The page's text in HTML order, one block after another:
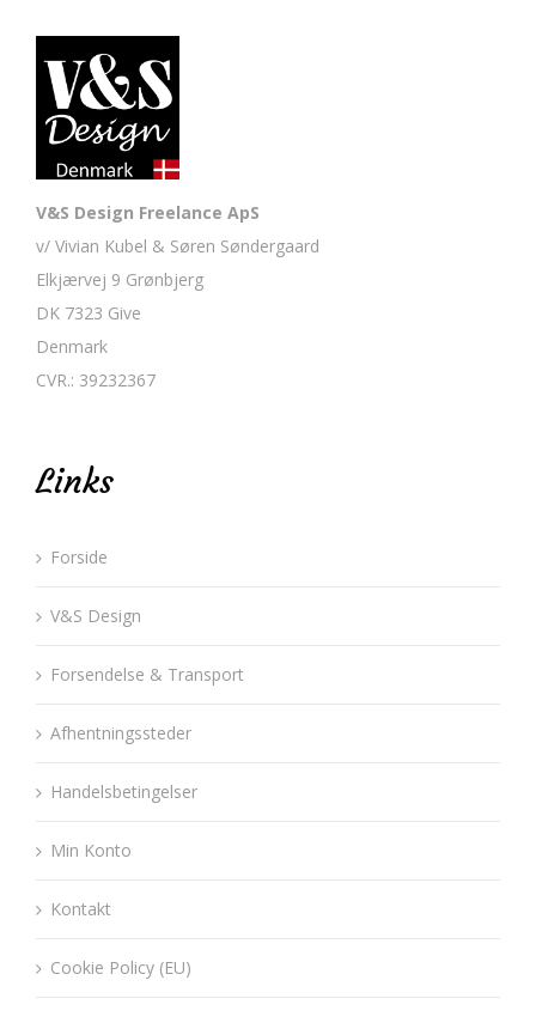
V&S Design Freelance ApS
v/ Vivian Kubel & Søren Søndergaard
Elkjærvej 9 Grønbjerg
DK 7323 Give
Denmark
CVR.: 39232367
Links
Forside
V&S Design
Forsendelse & Transport
Afhentningssteder
Handelsbetingelser
Min Konto
Kontakt
Cookie Policy (EU)